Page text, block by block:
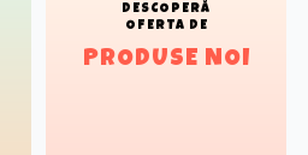
DESCOPERĂ
OFERTA DE
PRODUSE NOI